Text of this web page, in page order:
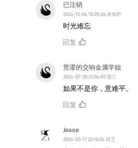
已注销
2024-12-04 15:39:26 未知IP
时光难忘
回复
荒谬的交响金属学姐
2024-07-30 21:04:59 浙江
如果不是你，意难平。
回复
Jesse
2024-03-17 22:10:26 荷兰